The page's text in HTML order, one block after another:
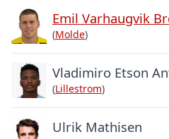
Emil Varhaugvik
(Molde)
Vladimiro Etson
(Lillestrom)
Ulrik Mathisen